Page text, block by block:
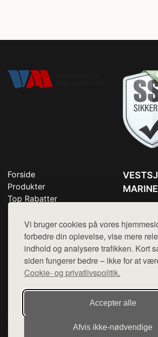
Vi bruger cookies på vores
forbedre din oplevelse, vise mere
indhold og analysere trafikken. Kort
siden fungerer bedre – ikke for at
Cookie- og privatlivspolitik.
Accepter alle
Afvis ikke‑nødvendige
Forside
Produkter
Top Rabatter
Kontakt
Mail:
Cookie-
Denne side er en del af want.dk, der
hjemmesider med præsentation af forskellige
diverse webshops. Der sælges ikke varer fra
henviser til de shops, som sælger varen. Vi